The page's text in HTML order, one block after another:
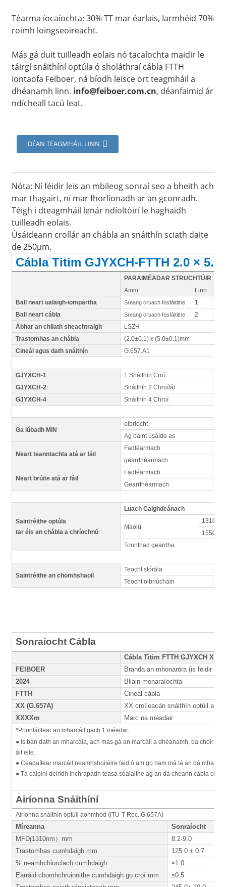
Téarma íocaíochta: 30% TT mar éarlais, Iarmhéid 70%
roimh loingseoireacht.
Más gá duit tuilleadh eolais nó tacaíochta maidir le
táirgí snáithíní optúla ó sholáthraí cábla FTTH
iontaofa Feiboer, ná bíodh leisce ort teagmháil a
dhéanamh linn. info@feiboer.com.cn, déanfaimid ár
ndícheall tacú leat.
DÉAN TEAGMHÁIL LINN
Nóta: Ní féidir leis an mbileog sonraí seo a bheith ach
mar thagairt, ní mar fhorlíonadh ar an gconradh.
Téigh i dteagmháil lenár ndíoltóirí le haghaidh
tuilleadh eolais.
Úsáideann croílár an chábla an snáithín sciath daite
de 250μm.
Cábla Titim GJYXCH-FTTH 2.0 ×
PARAIMÉADAR STRUCHTÚIR
Ainm
Linn
Ball neart ualaigh-iompartha
Sreang cruach fosfáitithe 1
Ball neart cábla
Sreang cruach fosfáitithe 2
Ábhar an chliath sheachtraigh
LSZH
Trastomhas an chábla
(2.0±0.1) x (5.0±0.1)mm
Cineál agus dath snáithín
G.657.A1
GJYXCH-1 1 Snáithín Croí
GJYXCH-2
Snáithín 2 Chroílár
GJYXCH-4
Snáithín 4 Chroí
Ga lúbadh MIN
oibríocht
Ag baint úsáide as
Neart teanntachta atá ar fáil
Fadtéarmach
gearrthéarmach
Neart brúite atá ar fáil
Fadtéarmach
Gearrthéarmach
Saintréithe optúla
tar éis an chábla a chríochnú
Luach Caighdeánach
Maolú
1310nm
1550nm
Tonnfhad gearrtha
Saintréithe an chomhshaoil
Teocht stórála
Teocht oibriúcháin
Sonraíocht Cábla
Cábla Titim FTTH GJYXCH
FEIBOER
Branda an mhonaróra (is féidir
2024
Bliain monaraíochta
FTTH
Cineál cábla
XX (G.657A)
XX croíleacán snáithín optúil
XXXXm
Marc na méadair
*Priontáiltear an mharcáil gach 1 méadar;
● Is bán dath an mharcála, ach más gá an marcáil a dhéanamh, ba chóir
áit eile.
● Ceadaítear marcáil neamhshoiléire faid ó am go ham má tá an dá
● Tá caipíní deiridh inchrapadh teasa séalaithe ag an dá cheann cábla
Airíonna Snáithíní
Airíonna snáithín optúil aonmhód (ITU-T Rec. G.657A)
Míreanna
Sonraíocht
MFD(1310nm ） mm
8.2-9.0
Trastomhas cumhdaigh mm
125.0 ± 0.7
% neamhchiorclach cumhdaigh
≤1.0
Earráid chomhchruinnithe cumhdaigh go croí mm
≤0.5